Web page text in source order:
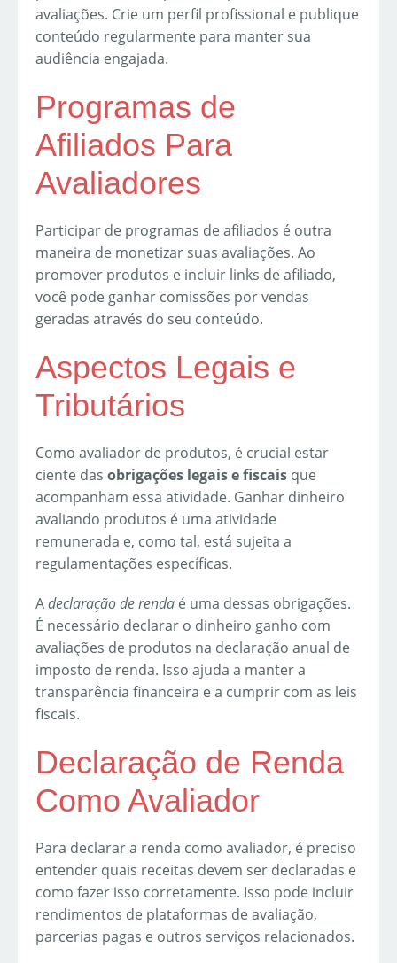
avaliações. Crie um perfil profissional e publique
conteúdo regularmente para manter sua
audiência engajada.
Programas de
Afiliados Para
Avaliadores
Participar de programas de afiliados é outra
maneira de monetizar suas avaliações. Ao
promover produtos e incluir links de afiliado,
você pode ganhar comissões por vendas
geradas através do seu conteúdo.
Aspectos Legais e
Tributários
Como avaliador de produtos, é crucial estar
ciente das obrigações legais e fiscais que
acompanham essa atividade. Ganhar dinheiro
avaliando produtos é uma atividade
remunerada e, como tal, está sujeita a
regulamentações específicas.
Adeclaração de renda é uma dessas obrigações.
É necessário declarar o dinheiro ganho com
avaliações de produtos na declaração anual de
imposto de renda. Isso ajuda a manter a
transparência financeira e a cumprir com as leis
fiscais.
Declaração de Renda
Como Avaliador
Para declarar a renda como avaliador, é preciso
entender quais receitas devem ser declaradas e
como fazer isso corretamente. Isso pode incluir
rendimentos de plataformas de avaliação,
parcerias pagas e outros serviços relacionados.